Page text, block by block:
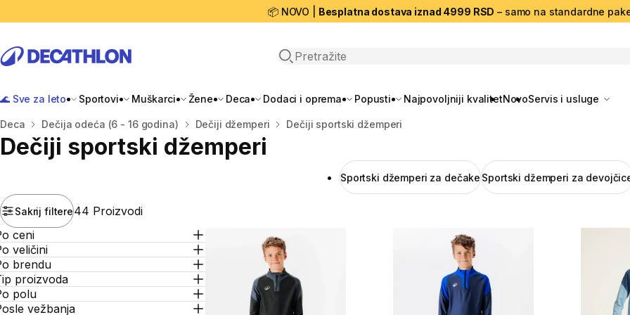
📦 NOVO | Besplatna dostava iznad 4999 RSD – samo na standardne
Open search
🌊 Sve za leto Sportovi Muškarci Žene Deca Dodaci i oprema Popusti Najpovoljniji kvalitetNovoServis i usluge
Početna stranica
Deca Dečija odeća (6 - 16 godina) Dečiji džemperi Dečiji sportski džemperi
Dečiji sportski džemperi
Sportski džemperi za dečake Sportski džemperi za
Sakrij filtere44 Proizvodi
ceni
veličini
brendu
proizvoda
polu
vežbanja